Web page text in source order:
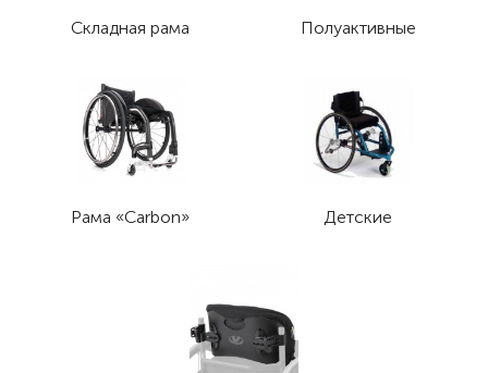
Складная рама Полуактивные
Рама «Carbon» Детские